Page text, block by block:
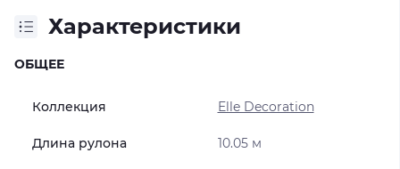
Характеристики
ОБЩЕЕ
Коллекция Elle Decoration
Длина рулона 10.05 м